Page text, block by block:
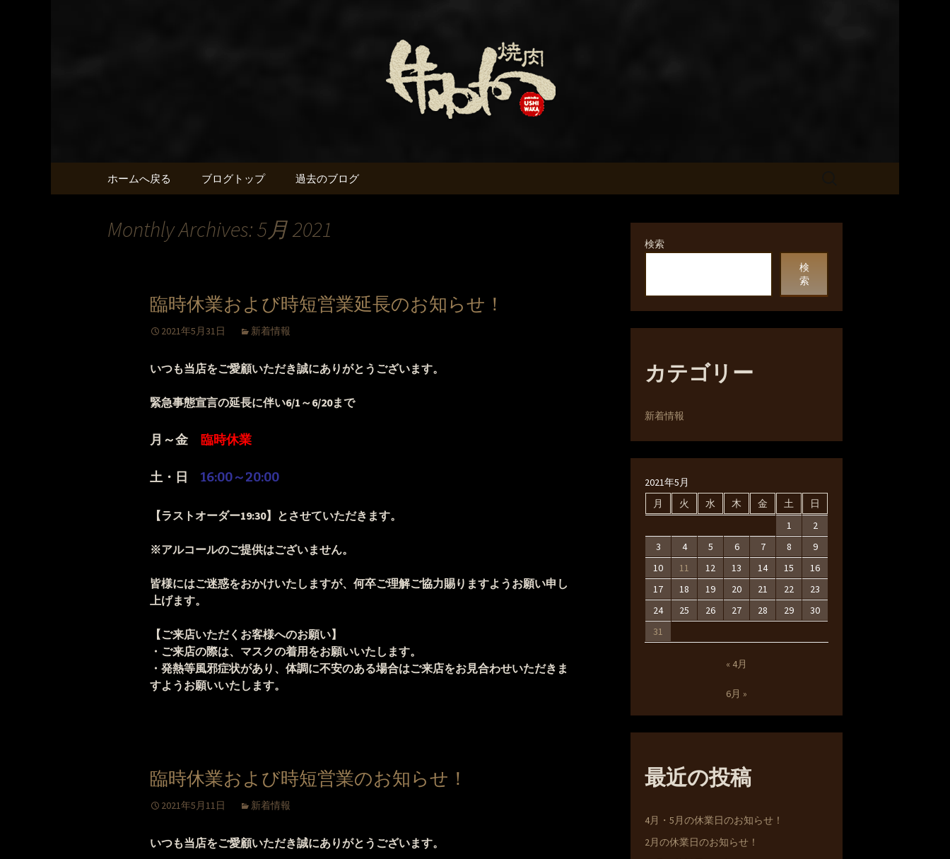
名古屋・名駅の焼肉「牛わか」のブログ
ホームへ戻る ブログトップ 過去のブログ
Monthly Archives: 5月 2021
臨時休業および時短営業延長のお知らせ！
2021年5月31日 新着情報
いつも当店をご愛顧いただき誠にありがとうございます。
緊急事態宣言の延長に伴い6/1～6/20まで
月～金 臨時休業
土・日 16:00～20:00
【ラストオーダー19:30】とさせていただきます。
※アルコールのご提供はございません。
皆様にはご迷惑をおかけいたしますが、何卒ご理解ご協力賜りますようお願い申し
上げます。
【ご来店いただくお客様へのお願い】
・ご来店の際は、マスクの着用をお願いいたします。
・発熱等風邪症状があり、体調に不安のある場合はご来店をお見合わせいただきま
すようお願いいたします。
臨時休業および時短営業のお知らせ！
2021年5月11日 新着情報
いつも当店をご愛顧いただき誠にありがとうございます。
検索
検
索
カテゴリー
新着情報
2021年5月
月
火 水 木 金 土
日
1
2
3
4 5 6 7 8
9
10
11 12 13 14 15
16
17
18 19 20 21 22
23
24
25 26 27 28 29
30
31
« 4月
6月 »
最近の投稿
4月・5月の休業日のお知らせ！
2月の休業日のお知らせ！